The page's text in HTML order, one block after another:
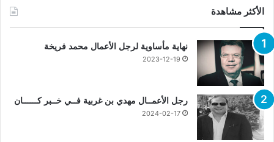
الأكثر مشاهدة
نهاية مأساوية لرجل الأعمال محمد فريخة
2023-12-19
رجل الأعمــال مهدي بن غربية فــي خــبر كــــــان
2024-02-17